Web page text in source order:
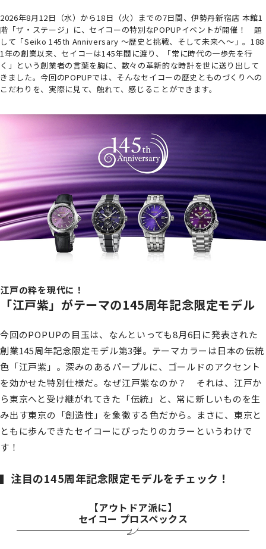
2026年8月12日（水）から18日（火）までの7日間、伊勢丹新宿店 本館1
階「ザ・ステージ」に、セイコーの特別なPOPUPイベントが開催！ 題
して「Seiko 145th Anniversary ～歴史と挑戦、そして未来へ～」。188
1年の創業以来、セイコーは145年間に渡り、「常に時代の一歩先を行
く」という創業者の言葉を胸に、数々の革新的な時計を世に送り出して
きました。今回のPOPUPでは、そんなセイコーの歴史とものづくりへの
こだわりを、実際に見て、触れて、感じることができます。
江戸の粋を現代に！
「江戸紫」がテーマの145周年記念限定モデル
今回のPOPUPの目玉は、なんといっても8月6日に発表された
創業145周年記念限定モデル第3弾。テーマカラーは日本の伝統
色「江戸紫」。深みのあるパープルに、ゴールドのアクセント
を効かせた特別仕様だ。なぜ江戸紫なのか？ それは、江戸か
ら東京へと受け継がれてきた「伝統」と、常に新しいものを生
み出す東京の「創造性」を象徴する色だから。まさに、東京と
ともに歩んできたセイコーにぴったりのカラーというわけで
す！
注目の145周年記念限定モデルをチェック！
【アウトドア派に】
セイコー プロスペックス